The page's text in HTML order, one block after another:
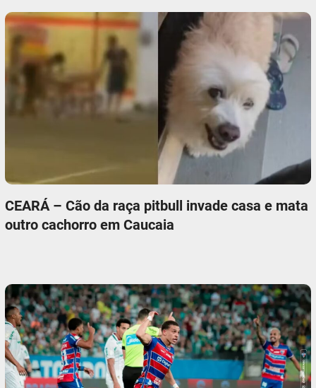
CEARÁ – Cão da raça pitbull invade casa e mata
outro cachorro em Caucaia